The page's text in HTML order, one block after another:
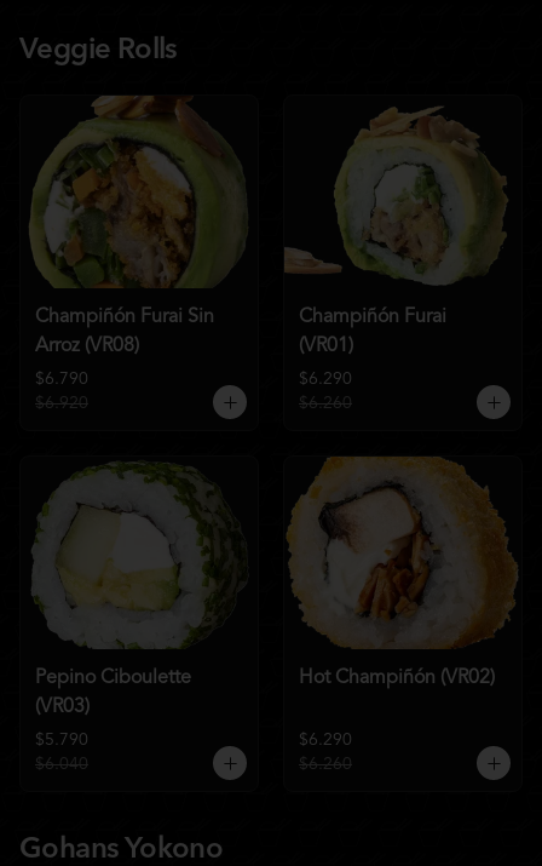
Veggie Rolls
Champiñón Furai Sin
Arroz (VR08)
$6.790
$6.920
Champiñón Furai
(VR01)
$6.290
$6.260
Pepino Ciboulette
(VR03)
$5.790
$6.040
Hot Champiñón (VR02)
$6.290
$6.260
Gohans Yokono